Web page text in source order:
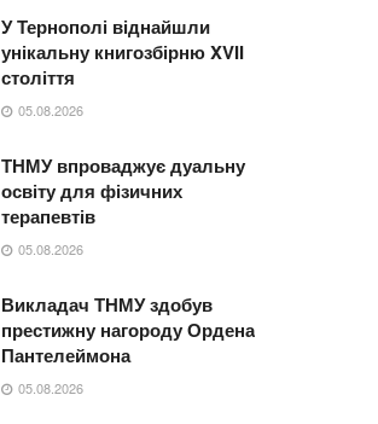
У Тернополі віднайшли
унікальну книгозбірню XVII
століття
05.08.2026
ТНМУ впроваджує дуальну
освіту для фізичних
терапевтів
05.08.2026
Викладач ТНМУ здобув
престижну нагороду Ордена
Пантелеймона
05.08.2026